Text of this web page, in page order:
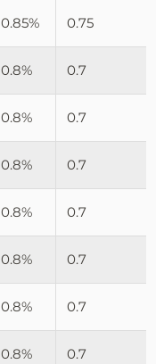
0.85% 0.75
0.8% 0.7
0.8% 0.7
0.8% 0.7
0.8% 0.7
0.8% 0.7
0.8% 0.7
0.8% 0.7